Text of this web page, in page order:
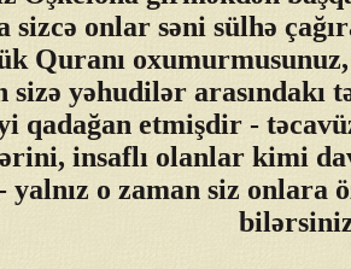
sizcə onlar səni sülhə
Quranı
sizə yəhudilər arasındakı
qadağan etmişdir -
insaflı olanlar kimi
yalnız o zaman siz onlara